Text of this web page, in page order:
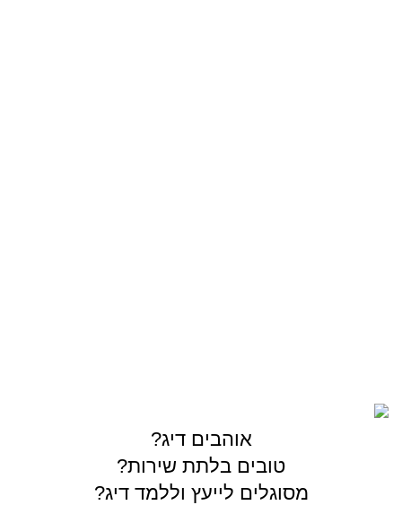
אוהבים דיג?
טובים בלתת שירות?
מסוגלים לייעץ וללמד דיג?